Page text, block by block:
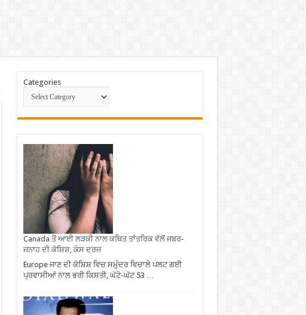
Categories
Canada ਤੋਂ ਆਈ ਲੜਕੀ ਨਾਲ ਕਥਿਤ ਤਾਂਤਰਿਕ ਵੱਲੋਂ ਜਬਰ-
ਜਨਾਹ ਦੀ ਕੋਸ਼ਿਸ਼, ਕੇਸ ਦਰਜ
Europe ਜਾਣ ਦੀ ਕੋਸ਼ਿਸ਼ ਵਿਚ ਸਮੁੰਦਰ ਵਿਚਾਲੇ ਪਲਟ ਗਈ
ਪ੍ਰਵਾਸੀਆਂ ਨਾਲ ਭਰੀ ਕਿਸ਼ਤੀ, ਘੱਟੋ-ਘੱਟ 53 …